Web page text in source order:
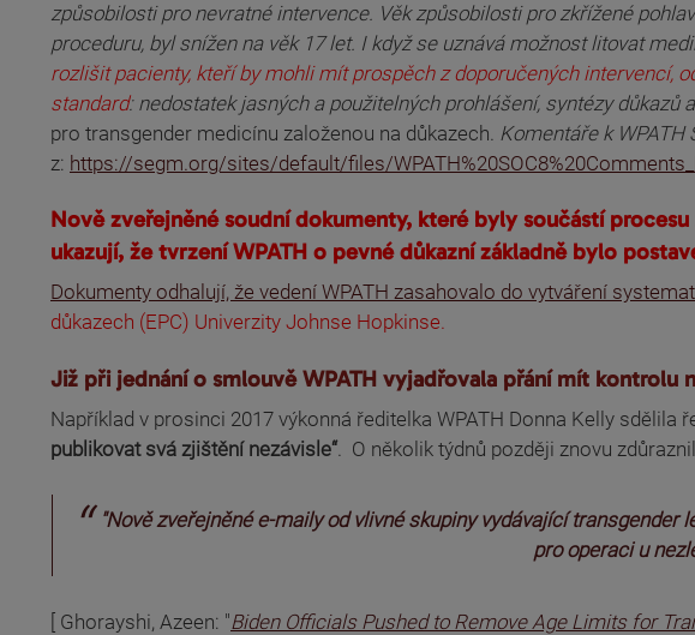
způsobilosti pro nevratné intervence. Věk způsobilosti pro zkřížené
proceduru, byl snížen na věk 17 let. I když se uznává možnost litovat
rozlišit pacienty, kteří by mohli mít prospěch z doporučených intervencí,
standard: nedostatek jasných a použitelných prohlášení, syntézy
pro transgender medicínu založenou na důkazech. Komentáře k WPATH
z: https://segm.org/sites/default/files/
(odkaz je externí)
Nově zveřejněné soudní dokumenty, které byly součástí
ukazují, že tvrzení WPATH o pevné důkazní základně bylo
Dokumenty odhalují, že vedení WPATH zasahovalo do vytváření
důkazech (EPC) Univerzity Johnse Hopkinse.
Již při jednání o smlouvě WPATH vyjadřovala přání mít
Například v prosinci 2017 výkonná ředitelka WPATH Donna Kelly sdělila
publikovat svá zjištění nezávisle“. O několik týdnů později znovu
"Nově zveřejněné e-maily od vlivné skupiny vydávající
pro operaci u
[ Ghorayshi, Azeen: "Biden Officials Pushed to Remove Age Limits for
(odkaz je externí)